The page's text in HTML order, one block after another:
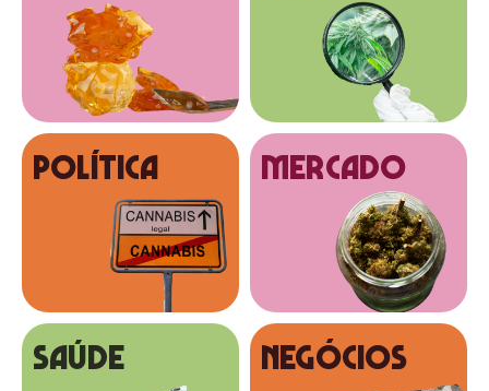
Política MERCADO
SAÚDE NEGÓCIOS